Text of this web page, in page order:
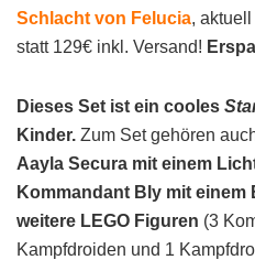
Schlacht von Felucia, aktuell
statt 129€ inkl. Versand!
Dieses Set ist ein cooles
Kinder. Zum Set gehören
Aayla Secura mit einem
Kommandant Bly mit einem
weitere LEGO Figuren (3
Kampfdroiden und 1